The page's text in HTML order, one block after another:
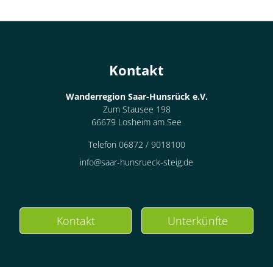
Kontakt
Wanderregion Saar-Hunsrück e.V.
Zum Stausee 198
66679 Losheim am See
Telefon 06872 / 9018100
info@saar-hunsrueck-steig.de
Kontakt Unterkünfte